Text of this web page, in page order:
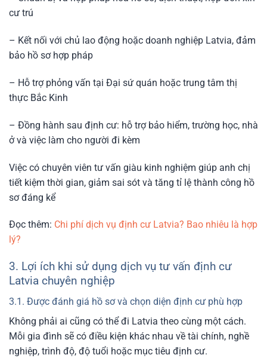
cư trú
– Kết nối với chủ lao động hoặc doanh nghiệp Latvia, đảm
bảo hồ sơ hợp pháp
– Hỗ trợ phỏng vấn tại Đại sứ quán hoặc trung tâm thị
thực Bắc Kinh
– Đồng hành sau định cư: hỗ trợ bảo hiểm, trường học, nhà
ở và việc làm cho người đi kèm
Việc có chuyên viên tư vấn giàu kinh nghiệm giúp anh chị
tiết kiệm thời gian, giảm sai sót và tăng tỉ lệ thành công hồ
sơ đáng kể
Đọc thêm: Chi phí dịch vụ định cư Latvia? Bao nhiêu là hợp
lý?
3. Lợi ích khi sử dụng dịch vụ tư vấn định cư
Latvia chuyên nghiệp
3.1. Được đánh giá hồ sơ và chọn diện định cư phù hợp
Không phải ai cũng có thể đi Latvia theo cùng một cách.
Mỗi gia đình sẽ có điều kiện khác nhau về tài chính, nghề
nghiệp, trình độ, độ tuổi hoặc mục tiêu định cư.